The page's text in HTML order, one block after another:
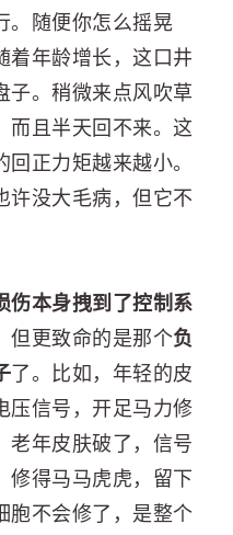
。随便你怎么摇晃
着年龄增长，这口井
子。稍微来点风吹草
而且半天回不来。这
正力矩越来越小。
许没大毛病，但它不
伤本身拽到了控制系
但更致命的是那个负
了。比如，年轻的皮
压信号，开足马力修
老年皮肤破了，信号
修得马马虎虎，留下
胞不会修了，是整个